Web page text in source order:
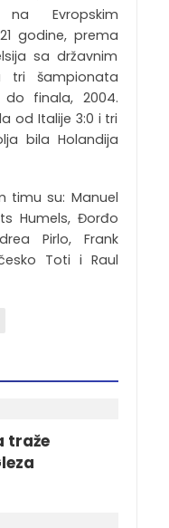
Evropskim
godine, prema
sa državnim
tri šampionata
finala, 2004.
od Italije 3:0 i tri
bila Holandija
timu su: Manuel
Humels, Đorđo
Pirlo, Frank
Toti i Raul
traže